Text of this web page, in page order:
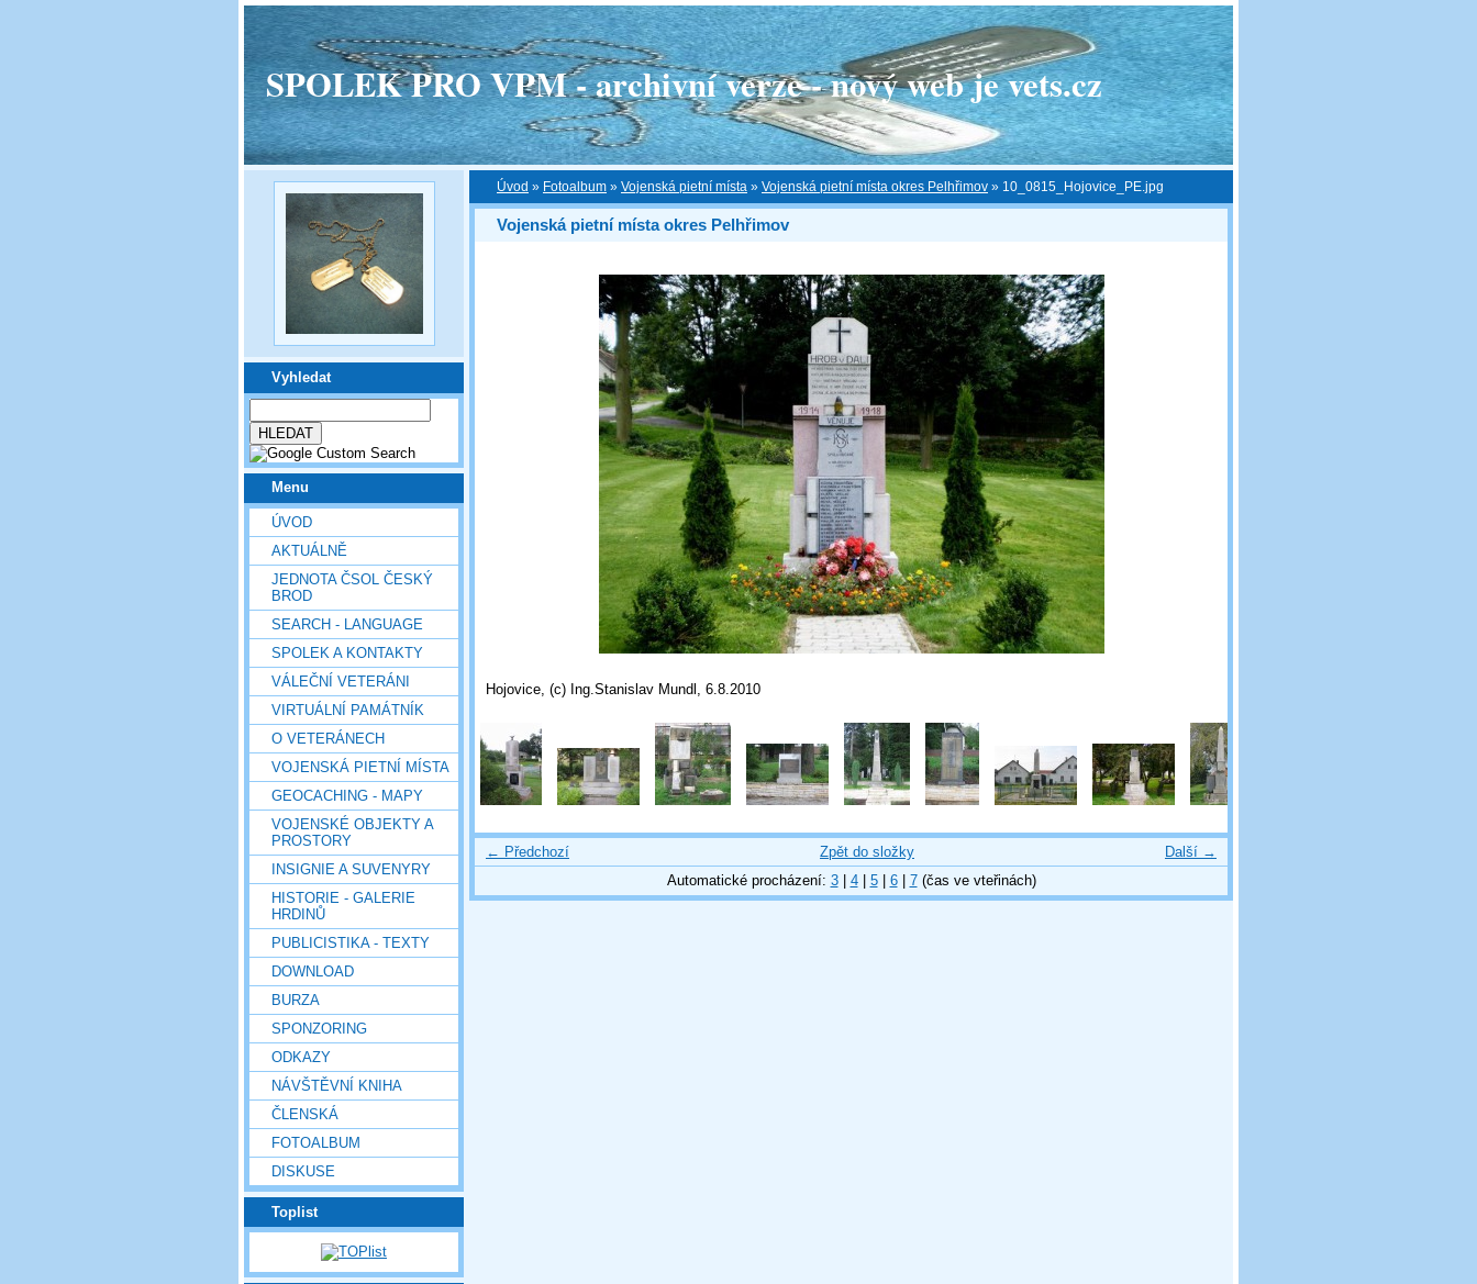
SPOLEK PRO VPM - archivní verze - nový web je vets.cz
Vyhledat
Menu
ÚVOD
AKTUÁLNĚ
JEDNOTA ČSOL ČESKÝ
BROD
SEARCH - LANGUAGE
SPOLEK A KONTAKTY
VÁLEČNÍ VETERÁNI
VIRTUÁLNÍ PAMÁTNÍK
O VETERÁNECH
VOJENSKÁ PIETNÍ MÍSTA
GEOCACHING - MAPY
VOJENSKÉ OBJEKTY A
PROSTORY
INSIGNIE A SUVENYRY
HISTORIE - GALERIE
HRDINŮ
PUBLICISTIKA - TEXTY
DOWNLOAD
BURZA
SPONZORING
ODKAZY
NÁVŠTĚVNÍ KNIHA
ČLENSKÁ
FOTOALBUM
DISKUSE
Toplist
Úvod » Fotoalbum » Vojenská pietní místa » Vojenská pietní místa okres Pelhřimov » 10_0815_Hojovice_PE.jpg
Vojenská pietní místa okres Pelhřimov
Hojovice, (c) Ing.Stanislav Mundl, 6.8.2010
← Předchozí Další →
Zpět do složky
Automatické procházení: 3| 4| 5| 6| 7(čas ve vteřinách)